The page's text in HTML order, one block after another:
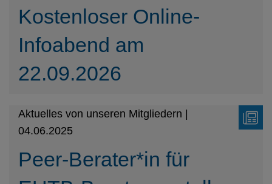
Kostenloser Online-
Infoabend am
22.09.2026
Aktuelles von unseren Mitgliedern |
04.06.2025
Peer-Berater*in für